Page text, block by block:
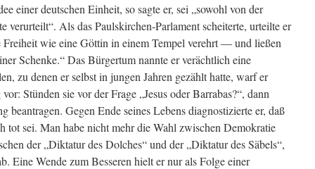
einer deutschen Einheit, so sagte er, sei „sowohl von der
verurteilt“. Als das Paulskirchen-Parlament scheiterte, urteilte er
wie eine Göttin in einem Tempel verehrt ― und ließen
Schenke.“ Das Bürgertum nannte er verächtlich eine
zu denen er selbst in jungen Jahren gezählt hatte, warf er
Stünden sie vor der Frage „Jesus oder Barrabas?“, dann
beantragen. Gegen Ende seines Lebens diagnostizierte er, daß
sei. Man habe nicht mehr die Wahl zwischen Demokratie
der „Diktatur des Dolches“ und der „Diktatur des Säbels“,
Eine Wende zum Besseren hielt er nur als Folge einer